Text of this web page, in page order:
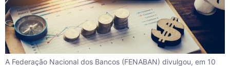
A Federação Nacional dos Bancos (FENABAN) divulgou, em 10